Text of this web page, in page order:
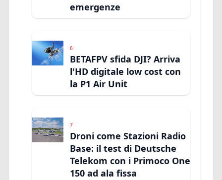
emergenze
6
BETAFPV sfida DJI? Arriva
l'HD digitale low cost con
la P1 Air Unit
7
Droni come Stazioni Radio
Base: il test di Deutsche
Telekom con i Primoco One
150 ad ala fissa